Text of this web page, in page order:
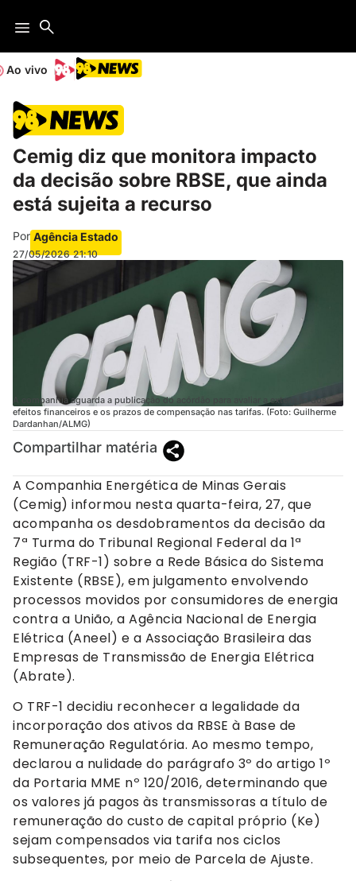
Ao vivo
Cemig diz que monitora impacto
da decisão sobre RBSE, que ainda
está sujeita a recurso
Por Agência Estado
27/05/2026 21:10
A companhia aguarda a publicação do acórdão para avaliar a extensão dos
efeitos financeiros e os prazos de compensação nas tarifas. (Foto: Guilherme
Dardanhan/ALMG)
Compartilhar matéria
A Companhia Energética de Minas Gerais
(Cemig) informou nesta quarta-feira, 27, que
acompanha os desdobramentos da decisão da
7ª Turma do Tribunal Regional Federal da 1ª
Região (TRF-1) sobre a Rede Básica do Sistema
Existente (RBSE), em julgamento envolvendo
processos movidos por consumidores de energia
contra a União, a Agência Nacional de Energia
Elétrica (Aneel) e a Associação Brasileira das
Empresas de Transmissão de Energia Elétrica
(Abrate).
O TRF-1 decidiu reconhecer a legalidade da
incorporação dos ativos da RBSE à Base de
Remuneração Regulatória. Ao mesmo tempo,
declarou a nulidade do parágrafo 3º do artigo 1º
da Portaria MME nº 120/2016, determinando que
os valores já pagos às transmissoras a título de
remuneração do custo de capital próprio (Ke)
sejam compensados via tarifa nos ciclos
subsequentes, por meio de Parcela de Ajuste.